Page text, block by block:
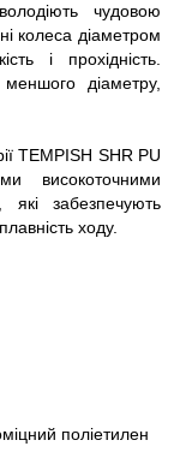
чудовою
колеса діаметром
і прохідність.
діаметру,
TEMPISH SHR PU
високоточними
забезпечують
ходу.
поліетилен